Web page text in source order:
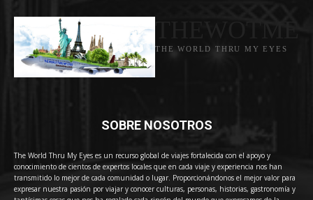
THE WORLD THRU MY EYES
SOBRE NOSOTROS
The World Thru My Eyes es un recurso global de viajes fortalecida con el apoyo y
conocimiento de cientos de expertos locales que en cada viaje y experiencia nos han
transmitido lo mejor de cada comunidad o lugar. Proporcionándonos el mejor valor para
expresar nuestra pasión por viajar y conocer culturas, personas, historias, gastronomía y